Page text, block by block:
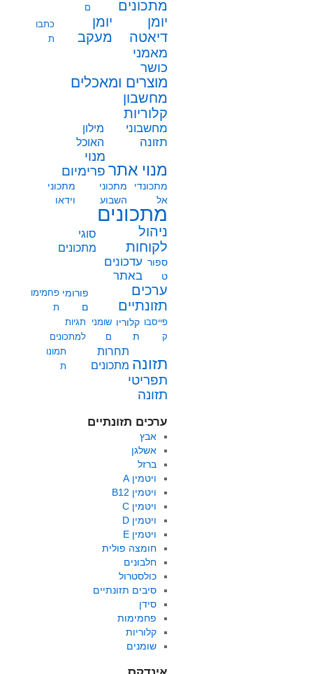
מתכונים
ם
יומן
דיאטה
יומן
מעקב
כתבו
ת
מאמני
כושר
מוצרים ומאכלים
מחשבון
קלוריות
מחשבוני
תזונה
מילון
האוכל
מנוי אתר
מנוי
פרימיום
מתכונדי
אל
מתכוני
השבוע
מתכוני
וידאו
מתכונים
ניהול
לקוחות
סוגי
מתכונים
ספור
ט
עדכונים
באתר
ערכים
תזונתיים
פורומי
ם
פחמימו
ת
פייסבו
ק
קלוריו
ת
שומני
ם
תגיות
למתכונים
תזונה
תחרות
מתכונים
תמונו
ת
תפריטי
תזונה
ערכים תזונתיים
אבץ
אשלגן
ברזל
ויטמין A
ויטמין B12
ויטמין C
ויטמין D
ויטמין E
חומצה פולית
חלבונים
כולסטרול
סיבים תזונתיים
סידן
פחמימות
קלוריות
שומנים